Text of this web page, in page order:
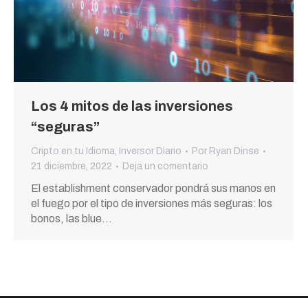
Los 4 mitos de las inversiones
“seguras”
Cripto en tu Idioma, Inversor Diario Por Ryan Dinse
21 diciembre, 2022
Deja un comentario
El establishment conservador pondrá sus manos en
el fuego por el tipo de inversiones más seguras: los
bonos, las blue…